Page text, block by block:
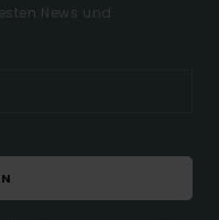
News und